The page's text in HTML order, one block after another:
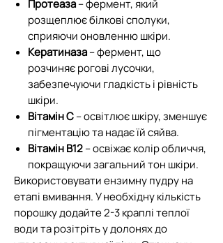
Протеаза– фермент, який
розщеплює білкові сполуки,
сприяючи оновленню шкіри.
Кератиназа– фермент, що
розчиняє рогові лусочки,
забезпечуючи гладкість і рівність
шкіри.
Вітамін C– освітлює шкіру, зменшує
пігментацію та надає їй сяйва.
Вітамін B12– освіжає колір обличчя,
покращуючи загальний тон шкіри.
Використовувати ензимну пудру на
етапі вмивання. У необхідну кількість
порошку додайте 2-3 краплі теплої
води та розітріть у долонях до